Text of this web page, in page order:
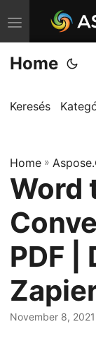
T
o
g
l
a
v
i
g
t
i
o
n
Home
Keresés
Home »
Word
PDF |
November 8, 2021